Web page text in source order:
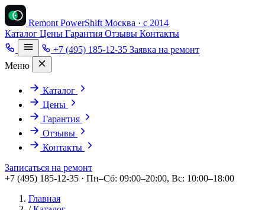
Remont PowerShift Москва · с 2014
Каталог Цены Гарантия Отзывы Контакты
+7 (495) 185-12-35 Заявка на ремонт
Меню
Каталог
Цены
Гарантия
Отзывы
Контакты
Записаться на ремонт
+7 (495) 185-12-35 · Пн–Сб: 09:00–20:00, Вс: 10:00–18:00
Главная